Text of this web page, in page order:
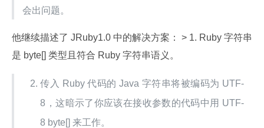
会出问题。
他继续描述了 JRuby1.0 中的解决方案： > 1. Ruby 字符串
是 byte[] 类型且符合 Ruby 字符串语义。
传入 Ruby 代码的 Java 字符串将被编码为 UTF-
8，这暗示了你应该在接收参数的代码中用 UTF-
8 byte[] 来工作。